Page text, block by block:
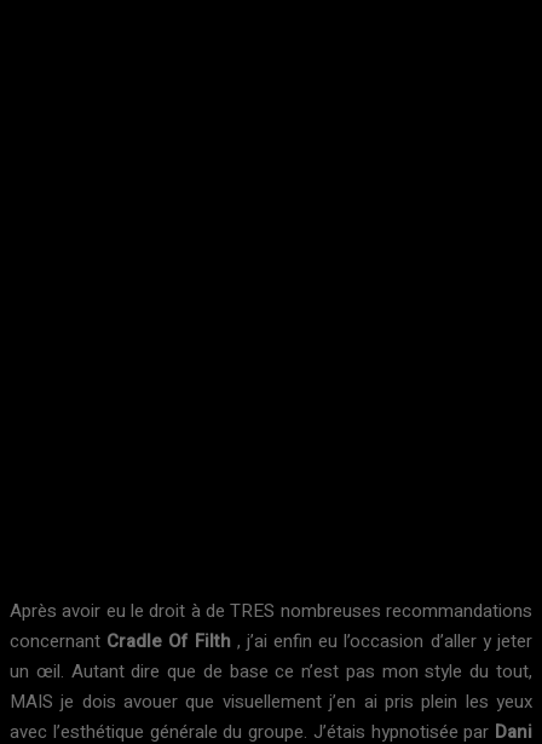
Après avoir eu le droit à de TRES nombreuses recommandations
concernant Cradle Of Filth, j’ai enfin eu l’occasion d’aller y jeter
un œil. Autant dire que de base ce n’est pas mon style du tout,
MAIS je dois avouer que visuellement j’en ai pris plein les yeux
avec l’esthétique générale du groupe. J’étais hypnotisée par Dani